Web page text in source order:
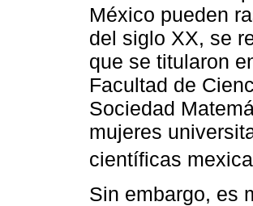
México pueden
del siglo XX, se
que se titularon
Facultad de
Sociedad
mujeres
científicas
Sin embargo, es